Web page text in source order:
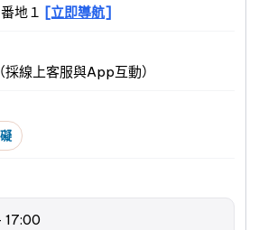
地１ [立即導航]
線上客服與App互動）
17:00